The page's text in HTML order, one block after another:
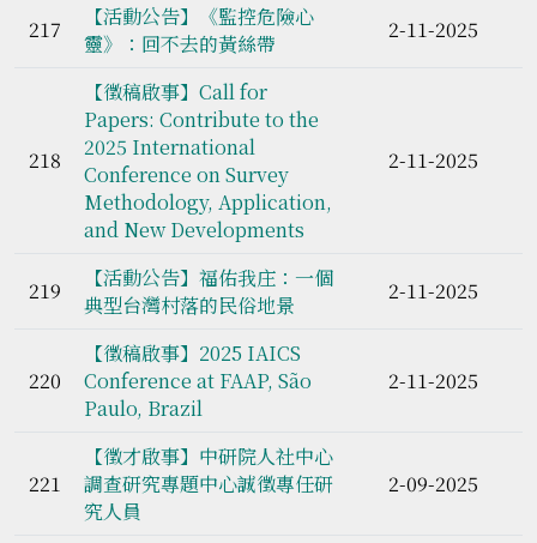
217
【活動公告】《監控危險心
靈》：回不去的黃絲帶
2-11-2025
218
【徵稿啟事】Call for
Papers: Contribute to the
2025 International
Conference on Survey
Methodology, Application,
and New Developments
2-11-2025
219
【活動公告】福佑我庄：一個
典型台灣村落的民俗地景
2-11-2025
220
【徵稿啟事】2025 IAICS
Conference at FAAP, São
Paulo, Brazil
2-11-2025
221
【徵才啟事】中研院人社中心
調查研究專題中心誠徵專任研
究人員
2-09-2025